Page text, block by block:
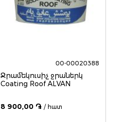
00-00020388
Ջրամեկուսիչ ջրաներկ
Coating Roof ALVAN
8 900,00 ֏ / հատ